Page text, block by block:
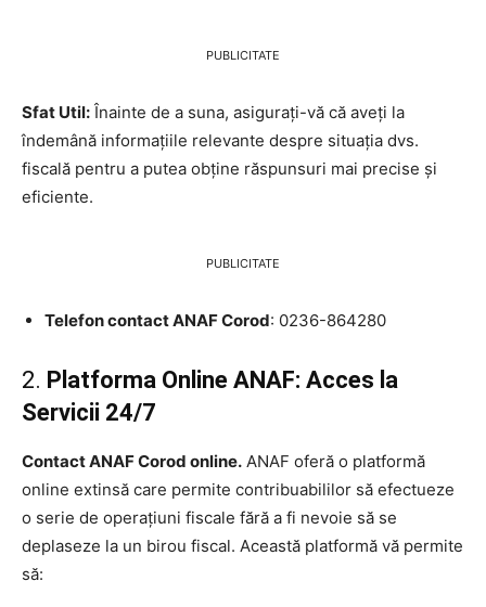
PUBLICITATE
Sfat Util: Înainte de a suna, asigurați-vă că aveți la
îndemână informațiile relevante despre situația dvs.
fiscală pentru a putea obține răspunsuri mai precise și
eficiente.
PUBLICITATE
Telefon contact ANAF Corod: 0236-864280
2. Platforma Online ANAF: Acces la
Servicii 24/7
Contact ANAF Corod online. ANAF oferă o platformă
online extinsă care permite contribuabililor să efectueze
o serie de operațiuni fiscale fără a fi nevoie să se
deplaseze la un birou fiscal. Această platformă vă permite
să: